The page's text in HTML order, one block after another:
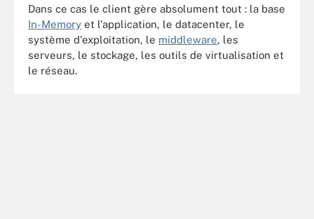
Dans ce cas le client gère absolument tout : la base
In-Memory et l'application, le datacenter, le
système d'exploitation, le middleware, les
serveurs, le stockage, les outils de virtualisation et
le réseau.